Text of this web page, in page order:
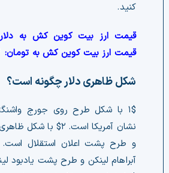
کنید.
قیمت ارز بیت کوین کش به
قیمت ارز بیت کوین کش به تومان:
شکل ظاهری دلار چگونه است؟
۱$ با شکل طرح روی جورج
نشان آمریکا است. ۲$
آبراهام لینکن و طرح پشت یادبود